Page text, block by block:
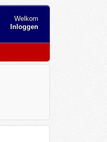
Welkom
Inloggen